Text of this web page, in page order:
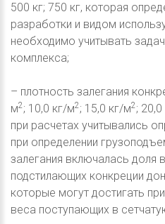
500 кг; 750 кг, которая
разработки и видом
необходимо учитывать
комплекса;
– плотность залегания
м2; 10,0 кг/м2; 15,0 кг/м2;
при расчетах учитывались
при определении
залегания включалась
подстилающих конкреции
которые могут достигать
веса поступающих в